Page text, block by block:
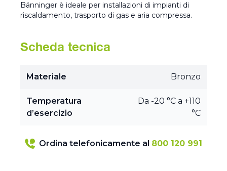
Bänninger è ideale per installazioni di impianti di
riscaldamento, trasporto di gas e aria compressa.
Scheda tecnica
Materiale Bronzo
Temperatura
d’esercizio
Da -20 °C a +110
°C
Ordina telefonicamente al 800 120 991